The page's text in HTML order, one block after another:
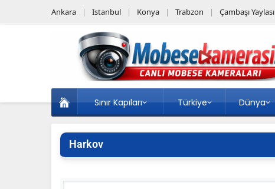
Ankara Istanbul Konya Trabzon Çambaşı Yaylası
Sınır Kapıları Türkiye Dünya
Harkov